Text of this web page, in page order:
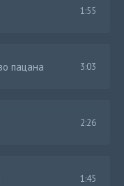
1:55
пацана 3:03
2:26
1:45